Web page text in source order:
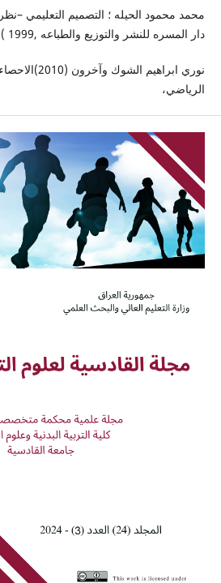
دار المسره للنشر والتوزيع والطباعه ,1999 ) .
نوري ابراهيم
الرياضي،